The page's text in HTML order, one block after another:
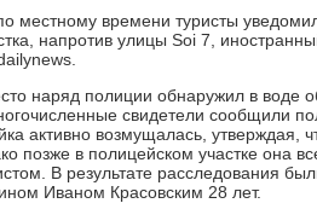
местному времени туристы
напротив улицы Soi 7,
наряд полиции обнаружил в воде
свидетели сообщили
активно возмущалась,
позже в полицейском участке она
В результате расследования
Иваном Красовским 28 лет.